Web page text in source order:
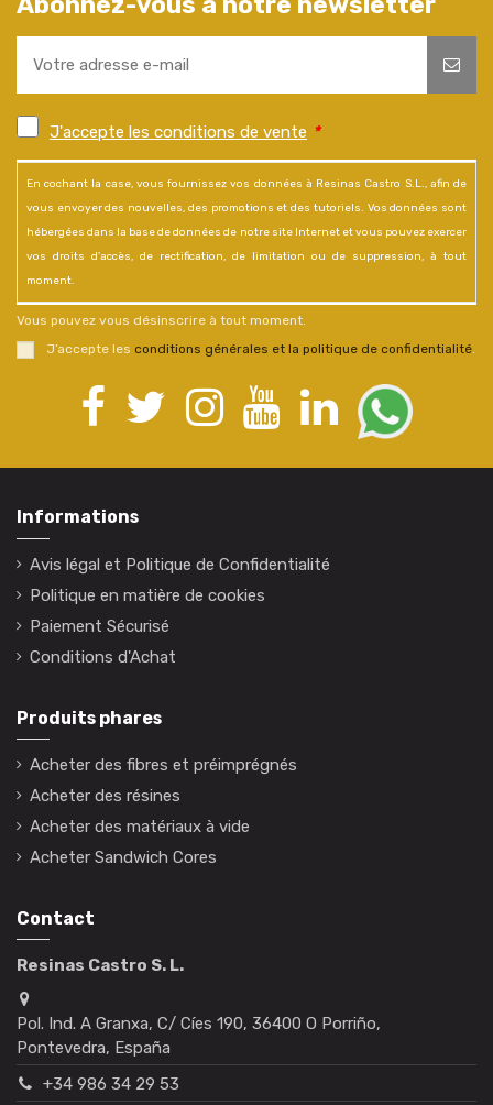
J'accepte les conditions de vente *
En cochant la case, vous fournissez vos données à Resinas Castro S.L., afin de
vous envoyer des nouvelles, des promotions et des tutoriels. Vos données sont
hébergées dans la base de données de notre site Internet et vous pouvez exercer
vos droits d'accès, de rectification, de limitation ou de suppression, à tout
moment.
Vous pouvez vous désinscrire à tout moment.
J’accepte les conditions générales et la politique de confidentialité.
Informations
Avis légal et Politique de Confidentialité
Politique en matière de cookies
Paiement Sécurisé
Conditions d'Achat
Produits phares
Acheter des fibres et préimprégnés
Acheter des résines
Acheter des matériaux à vide
Acheter Sandwich Cores
Contact
Resinas Castro S. L.
Pol. Ind. A Granxa, C/ Cíes 190, 36400 O Porriño,
Pontevedra, España
+34 986 34 29 53